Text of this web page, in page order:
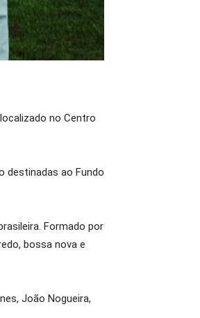
no Centro
destinadas ao Fundo
Formado por
bossa nova e
João Nogueira,